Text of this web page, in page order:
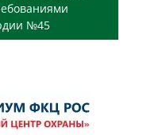
№45